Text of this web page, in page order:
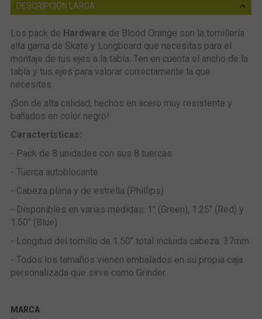
DESCRIPCIÓN LARGA
Los pack de Hardware de Blood Orange son la tornillería
alta gama de Skate y Longboard que necesitas para el
montaje de tus ejes a la tabla. Ten en cuenta el ancho de la
tabla y tus ejes para valorar correctamente la que
necesites.
¡Son de alta calidad, hechos en acero muy resistente y
bañados en color negro!
Características:
- Pack de 8 unidades con sus 8 tuercas
- Tuerca autoblocante
- Cabeza plana y de estrella (Phillips)
- Disponibles en varias medidas: 1" (Green), 1.25" (Red) y
1.50" (Blue)
- Longitud del tornillo de 1.50" total incluida cabeza: 37mm
- Todos los tamaños vienen embalados en su propia caja
personalizada que sirve como Grinder
MARCA